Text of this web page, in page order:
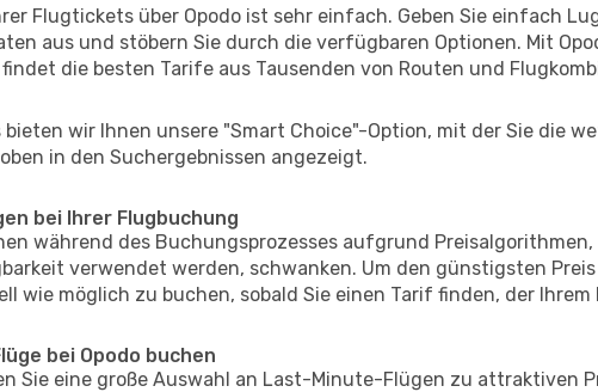
Flugtickets über Opodo ist sehr einfach. Geben Sie einfach
aus und stöbern Sie durch die verfügbaren Optionen. Mit
die besten Tarife aus Tausenden von Routen und
bieten wir Ihnen unsere "Smart Choice"-Option, mit der Sie die
in den Suchergebnissen angezeigt.
bei Ihrer Flugbuchung
während des Buchungsprozesses aufgrund
verwendet werden, schwanken. Um den günstigsten
wie möglich zu buchen, sobald Sie einen Tarif finden, der
bei Opodo buchen
Sie eine große Auswahl an Last-Minute-Flügen zu attraktiven